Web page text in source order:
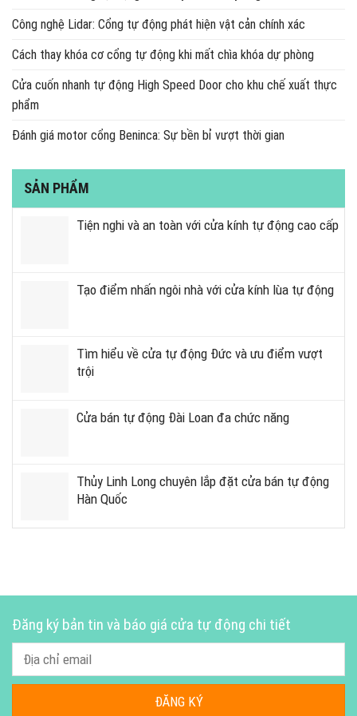
Công nghệ Lidar: Cổng tự động phát hiện vật cản chính xác
Cách thay khóa cơ cổng tự động khi mất chìa khóa dự phòng
Cửa cuốn nhanh tự động High Speed Door cho khu chế xuất thực
phẩm
Đánh giá motor cổng Beninca: Sự bền bỉ vượt thời gian
SẢN PHẨM
Tiện nghi và an toàn với cửa kính tự động cao cấp
Tạo điểm nhấn ngôi nhà với cửa kính lùa tự động
Tìm hiểu về cửa tự động Đức và ưu điểm vượt
trội
Cửa bán tự động Đài Loan đa chức năng
Thủy Linh Long chuyên lắp đặt cửa bán tự động
Hàn Quốc
Đăng ký bản tin và báo giá cửa tự động chi tiết